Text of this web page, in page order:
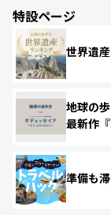
特設ページ
世界遺
地球の
最新作
準備も